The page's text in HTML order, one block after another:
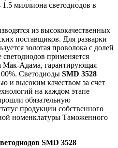
миллиона светодиодов в
из высококачественных
поставщиков. Для разварки
золотая проволока с долей
применяется
Мак-Адама, гарантирующая
Светодиоды SMD 3528
и высоким качеством за счет
на каждом этапе
обязательную
продукции собственного
номенклатуры Таможенного
SMD 3528